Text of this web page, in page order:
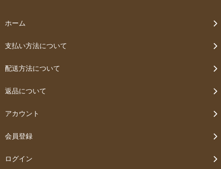
ホーム
支払い方法について
配送方法について
返品について
アカウント
会員登録
ログイン